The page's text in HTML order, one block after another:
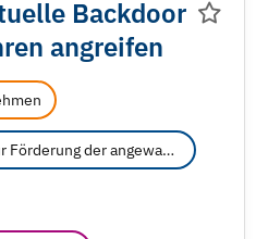
Backdoor
angreifen
Fraunhofer-Gesellschaft zur Förderung der angewandten Forschung e.V.